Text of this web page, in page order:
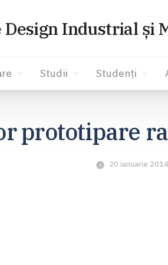
Design Industrial și
Studii Studenți
prototipare
20 ianuarie 2014